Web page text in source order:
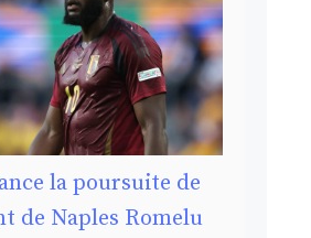
la poursuite de
de Naples Romelu